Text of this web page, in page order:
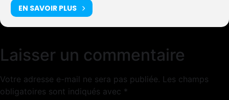
EN SAVOIR PLUS
Laisser un commentaire
Votre adresse e-mail ne sera pas publiée. Les champs
obligatoires sont indiqués avec *